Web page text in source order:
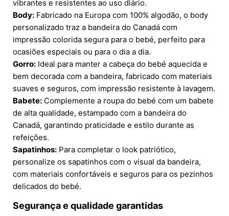
vibrantes e resistentes ao uso diário.
Body: Fabricado na Europa com 100% algodão, o body
personalizado traz a bandeira do Canadá com
impressão colorida segura para o bebé, perfeito para
ocasiões especiais ou para o dia a dia.
Gorro: Ideal para manter a cabeça do bebé aquecida e
bem decorada com a bandeira, fabricado com materiais
suaves e seguros, com impressão resistente à lavagem.
Babete: Complemente a roupa do bebé com um babete
de alta qualidade, estampado com a bandeira do
Canadá, garantindo praticidade e estilo durante as
refeições.
Sapatinhos: Para completar o look patriótico,
personalize os sapatinhos com o visual da bandeira,
com materiais confortáveis e seguros para os pezinhos
delicados do bebé.
Segurança e qualidade garantidas